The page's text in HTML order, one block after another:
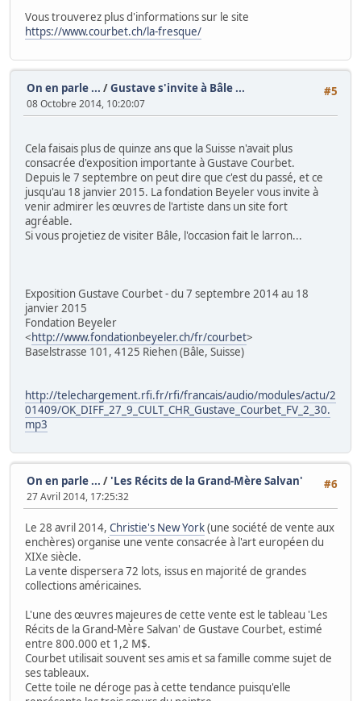
Vous trouverez plus d'informations sur le site
https://www.courbet.ch/la-fresque/
#5
On en parle ... /Gustave s'invite à Bâle ...
08 Octobre 2014, 10:20:07
Cela faisais plus de quinze ans que la Suisse n'avait plus
consacrée d'exposition importante à Gustave Courbet.
Depuis le 7 septembre on peut dire que c'est du passé, et ce
jusqu'au 18 janvier 2015. La fondation Beyeler vous invite à
venir admirer les œuvres de l'artiste dans un site fort
agréable.
Si vous projetiez de visiter Bâle, l'occasion fait le larron...
Exposition Gustave Courbet - du 7 septembre 2014 au 18
janvier 2015
Fondation Beyeler
<http://www.fondationbeyeler.ch/fr/courbet>
Baselstrasse 101, 4125 Riehen (Bâle, Suisse)
http://telechargement.rfi.fr/rfi/francais/audio/modules/actu/2
01409/OK_DIFF_27_9_CULT_CHR_Gustave_Courbet_FV_2_30.
mp3
#6
On en parle ... / 'Les Récits de la Grand-Mère Salvan'
27 Avril 2014, 17:25:32
Le 28 avril 2014, Christie's New York(une société de vente aux
enchères) organise une vente consacrée à l'art européen du
XIXe siècle.
La vente dispersera 72 lots, issus en majorité de grandes
collections américaines.
L'une des œuvres majeures de cette vente est le tableau 'Les
Récits de la Grand-Mère Salvan' de Gustave Courbet, estimé
entre 800.000 et 1,2 M$.
Courbet utilisait souvent ses amis et sa famille comme sujet de
ses tableaux.
Cette toile ne déroge pas à cette tendance puisqu'elle